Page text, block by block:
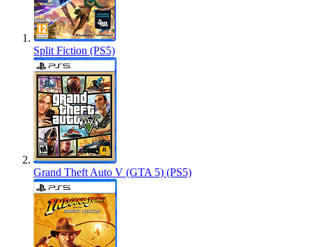
Split Fiction (PS5)
Grand Theft Auto V (GTA 5) (PS5)